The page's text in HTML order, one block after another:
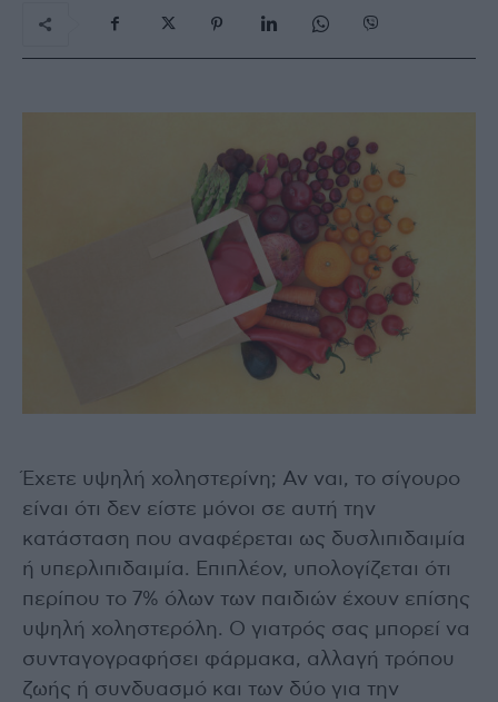
Έχετε υψηλή χοληστερίνη; Αν ναι, το σίγουρο
είναι ότι δεν είστε μόνοι σε αυτή την
κατάσταση που αναφέρεται ως δυσλιπιδαιμία
ή υπερλιπιδαιμία. Επιπλέον, υπολογίζεται ότι
περίπου το 7% όλων των παιδιών έχουν επίσης
υψηλή χοληστερόλη. Ο γιατρός σας μπορεί να
συνταγογραφήσει φάρμακα, αλλαγή τρόπου
ζωής ή συνδυασμό και των δύο για την